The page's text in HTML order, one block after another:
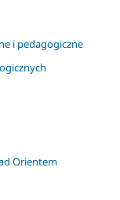
i pedagogiczne
Orientem